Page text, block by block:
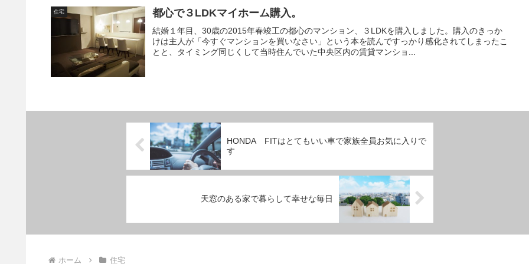
住宅 都心で３LDKマイホーム購入。
結婚１年目、30歳の2015年春竣工の都心のマンション、３LDKを購入しました。購入のきっか
けは主人が「今すぐマンションを買いなさい」という本を読んですっかり感化されてしまったこ
とと、タイミング同じくして当時住んでいた中央区内の賃貸マンショ...
HONDA FITはとてもいい車で家族全員お気に入りで
す
天窓のある家で暮らして幸せな毎日
ホーム 住宅